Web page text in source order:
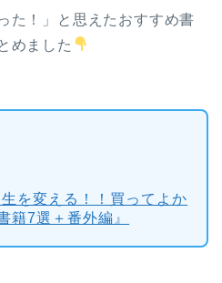
た！」と思えたおすすめ書
めました
生を変える！！買ってよか
籍7選＋番外編』